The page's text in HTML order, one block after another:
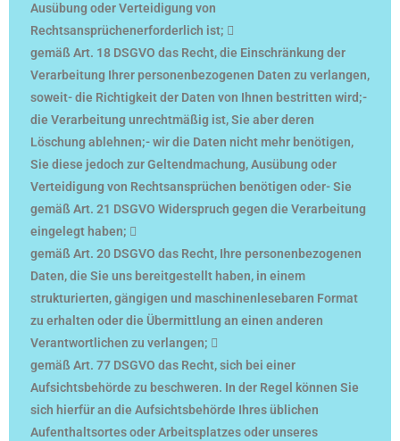
Ausübung oder Verteidigung von
Rechtsansprüchenerforderlich ist; 
gemäß Art. 18 DSGVO das Recht, die Einschränkung der
Verarbeitung Ihrer personenbezogenen Daten zu verlangen,
soweit- die Richtigkeit der Daten von Ihnen bestritten wird;-
die Verarbeitung unrechtmäßig ist, Sie aber deren
Löschung ablehnen;- wir die Daten nicht mehr benötigen,
Sie diese jedoch zur Geltendmachung, Ausübung oder
Verteidigung von Rechtsansprüchen benötigen oder- Sie
gemäß Art. 21 DSGVO Widerspruch gegen die Verarbeitung
eingelegt haben; 
gemäß Art. 20 DSGVO das Recht, Ihre personenbezogenen
Daten, die Sie uns bereitgestellt haben, in einem
strukturierten, gängigen und maschinenlesebaren Format
zu erhalten oder die Übermittlung an einen anderen
Verantwortlichen zu verlangen; 
gemäß Art. 77 DSGVO das Recht, sich bei einer
Aufsichtsbehörde zu beschweren. In der Regel können Sie
sich hierfür an die Aufsichtsbehörde Ihres üblichen
Aufenthaltsortes oder Arbeitsplatzes oder unseres